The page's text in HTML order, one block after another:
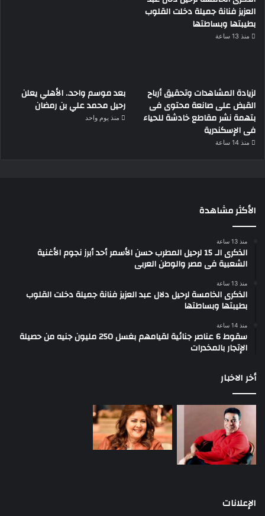
العزيز فنانة جميلة دخلت القلوب
بطيبتها وبساطتها
منذ 13 ساعة
لزيادة المشاهدات وتحقيق أرباح
القبض على صانعة محتوى فى
بتهمة نشر مقاطع خادشة للحياء
فى الإسكندرية
منذ 14 ساعة
بعد موسم واحد.. الأهلي يعلن
رحيل محمد علي بن رمضان
منذ يوم واحد
الأكثر مشاهدة
منذ 13 ساعة
الذكرى الـ 15 لرحيل المطرب حسن الأسمر أحد أبرز نجوم الأغنية
الشعبية فى مصر والوطن العربى
منذ 13 ساعة
الذكرى الخامسة لرحيل دلال عبد العزيز فنانة جميلة دخلت القلوب
بطيبتها وبساطتها
منذ 14 ساعة
سقوط 6 عناصر جنائية لقيامهم بغسل 250 مليون جنيه من حصيلة
الإتجار بالمخدرات
أخر الاخبار
الإعلانات